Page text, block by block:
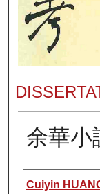
余華小
Author
Cuiyin